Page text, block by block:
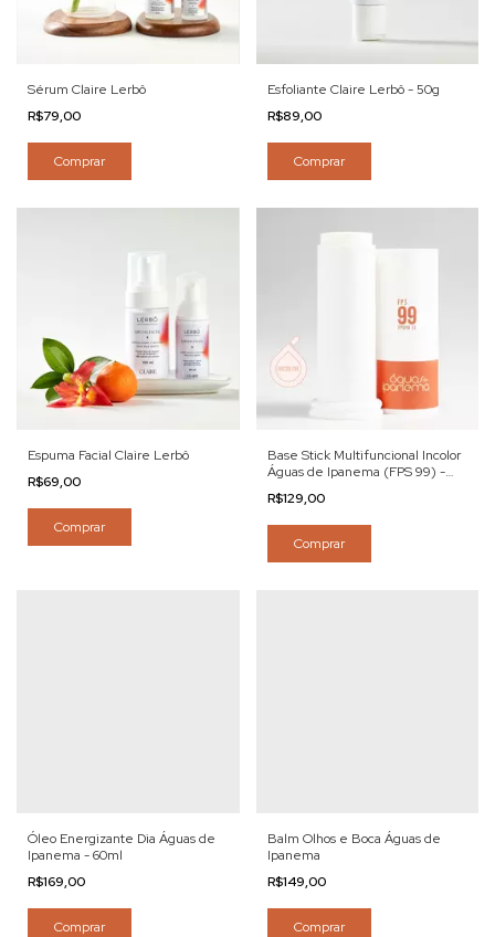
Sérum Claire Lerbô
R$79,00
Comprar
Esfoliante Claire Lerbô - 50g
R$89,00
Comprar
Espuma Facial Claire Lerbô
R$69,00
Comprar
Base Stick Multifuncional Incolor
Águas de Ipanema (FPS 99) -
R$129,00
Comprar
Óleo Energizante Dia Águas de
Ipanema - 60ml
R$169,00
Comprar
Balm Olhos e Boca Águas de
Ipanema
R$149,00
Comprar